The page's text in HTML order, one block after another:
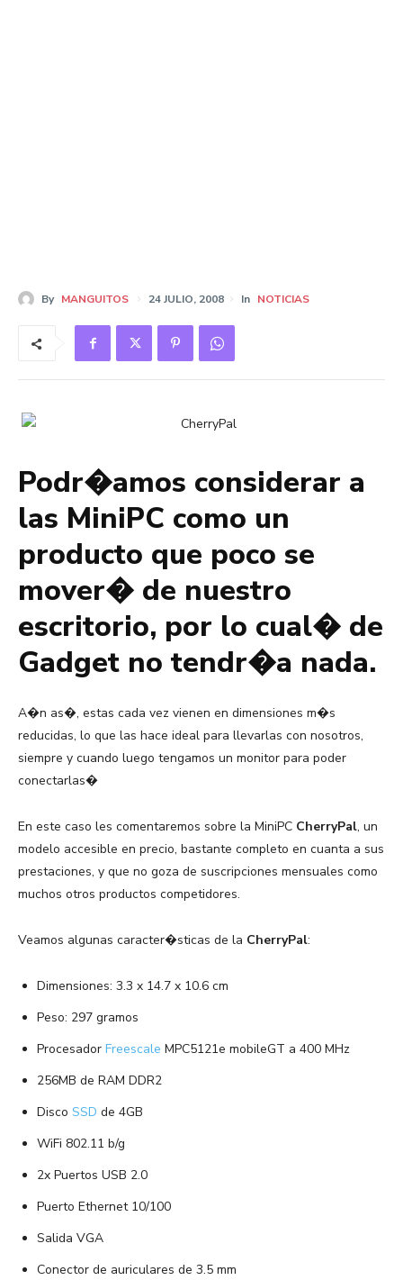
By MANGUITOS 24 JULIO, 2008 In NOTICIAS
Podr�amos considerar a
las MiniPC como un
producto que poco se
mover� de nuestro
escritorio, por lo cual� de
Gadget no tendr�a nada.
A�n as�, estas cada vez vienen en dimensiones m�s
reducidas, lo que las hace ideal para llevarlas con nosotros,
siempre y cuando luego tengamos un monitor para poder
conectarlas�
En este caso les comentaremos sobre la MiniPC CherryPal, un
modelo accesible en precio, bastante completo en cuanta a sus
prestaciones, y que no goza de suscripciones mensuales como
muchos otros productos competidores.
Veamos algunas caracter�sticas de la CherryPal:
Dimensiones: 3.3 x 14.7 x 10.6 cm
Peso: 297 gramos
Procesador Freescale MPC5121e mobileGT a 400 MHz
256MB de RAM DDR2
Disco SSD de 4GB
WiFi 802.11 b/g
2x Puertos USB 2.0
Puerto Ethernet 10/100
Salida VGA
Conector de auriculares de 3.5 mm